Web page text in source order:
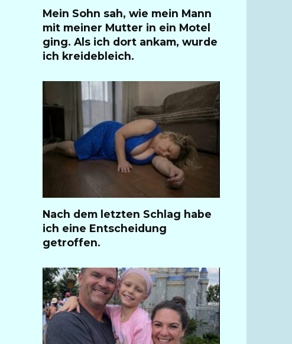
Mein Sohn sah, wie mein Mann
mit meiner Mutter in ein Motel
ging. Als ich dort ankam, wurde
ich kreidebleich.
Nach dem letzten Schlag habe
ich eine Entscheidung
getroffen.